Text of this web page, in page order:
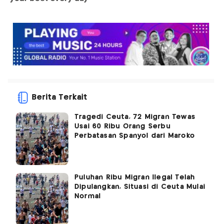
Berita Terkait
Tragedi Ceuta, 72 Migran Tewas
Usai 60 Ribu Orang Serbu
Perbatasan Spanyol dari Maroko
Puluhan Ribu Migran Ilegal Telah
Dipulangkan, Situasi di Ceuta Mulai
Normal